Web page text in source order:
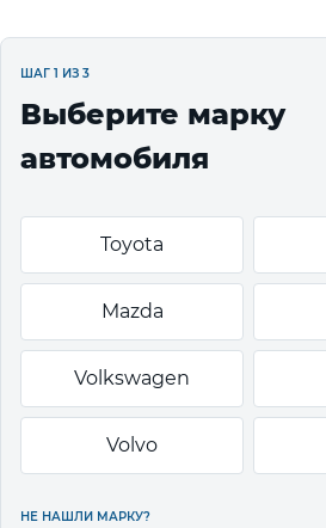
ШАГ 1 ИЗ 3
Выберите марку
автомобиля
Toyota
Mazda
Volkswagen
Volvo
НЕ НАШЛИ МАРКУ?